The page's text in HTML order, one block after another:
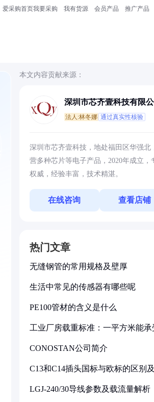
爱采购首页我要采购 我有货源 会员产品 推广产品
本文内容贡献来源：
深圳市芯齐壹科技有限公
法人:林冬娜 通过真实性核验
深圳市芯齐壹科技，地处福田区华强北
营多种芯片等电子产品，2020年成立，
权威，经验丰富，技术精湛。
在线咨询 查看店铺
热门文章
无缝钢管的常用规格及壁厚
生活中常见的传感器有哪些呢
PE100管材的含义是什么
工业厂房载重标准：一平方米能承
CONOSTAN公司简介
C13和C14插头国标与欧标的区别
LGJ-240/30导线参数及载流量解析